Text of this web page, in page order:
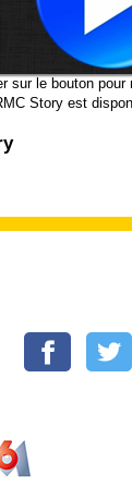
sur le bouton pour
Story est